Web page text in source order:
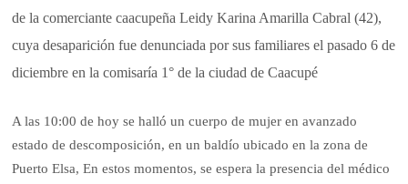
de la comerciante caacupeña Leidy Karina Amarilla Cabral (42),
cuya desaparición fue denunciada por sus familiares el pasado 6 de
diciembre en la comisaría 1° de la ciudad de Caacupé
A las 10:00 de hoy se halló un cuerpo de mujer en avanzado
estado de descomposición, en un baldío ubicado en la zona de
Puerto Elsa, En estos momentos, se espera la presencia del médico